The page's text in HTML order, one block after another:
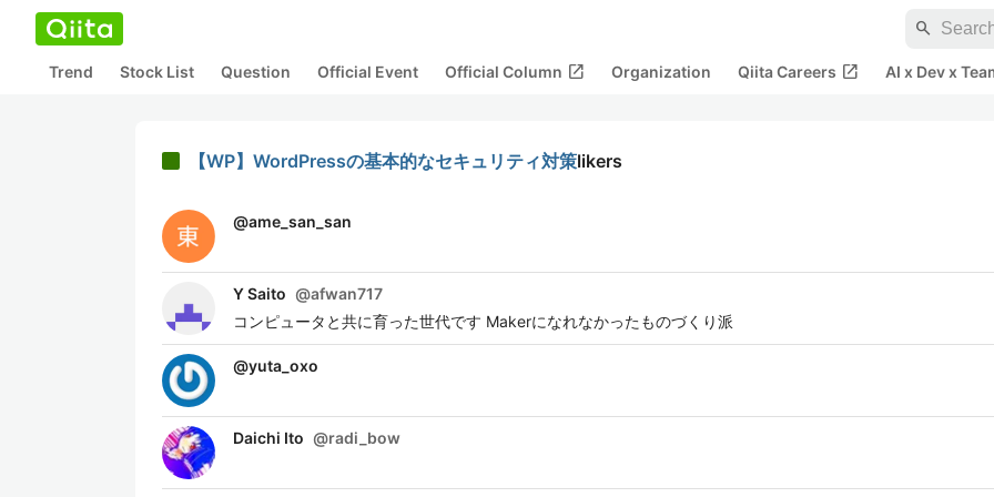
search
Trend Stock List Question Official Event Official Column open_in_new Organization Qiita Careers open_in_new AI x Dev x
【WP】WordPressの基本的なセキュリティ対策likers
@ame_san_san
Y Saito @afwan717
コンピュータと共に育った世代です Makerになれなかったものづくり派
@yuta_oxo
Daichi Ito @radi_bow